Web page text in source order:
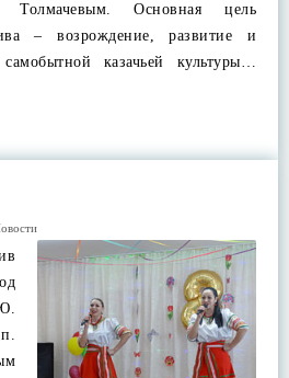
Толмачевым. Основная цель
– возрождение, развитие и
казачьей культуры…